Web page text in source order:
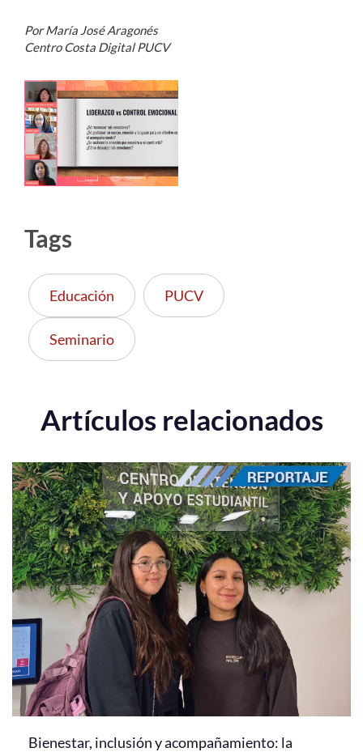
Por María José Aragonés
Centro Costa Digital PUCV
Tags
Educación PUCV
Seminario
Artículos relacionados
Bienestar, inclusión y acompañamiento: la